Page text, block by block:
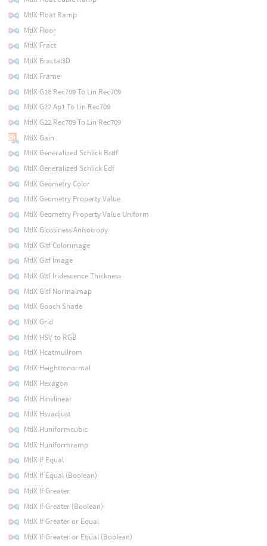
MtlX Float Ramp
MtlX Floor
MtlX Fract
MtlX Fractal3D
MtlX Frame
MtlX G18 Rec709 To Lin Rec709
MtlX G22 Ap1 To Lin Rec709
MtlX G22 Rec709 To Lin Rec709
MtlX Gain
MtlX Generalized Schlick Bsdf
MtlX Generalized Schlick Edf
MtlX Geometry Color
MtlX Geometry Property Value
MtlX Geometry Property Value Uniform
MtlX Glossiness Anisotropy
MtlX Gltf Colorimage
MtlX Gltf Image
MtlX Gltf Iridescence Thickness
MtlX Gltf Normalmap
MtlX Gooch Shade
MtlX Grid
MtlX HSV to RGB
MtlX Hcatmullrom
MtlX Heighttonormal
MtlX Hexagon
MtlX Hinvlinear
MtlX Hsvadjust
MtlX Huniformcubic
MtlX Huniformramp
MtlX If Equal
MtlX If Equal (Boolean)
MtlX If Greater
MtlX If Greater (Boolean)
MtlX If Greater or Equal
MtlX If Greater or Equal (Boolean)